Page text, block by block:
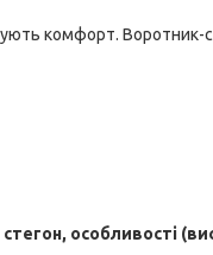
комфорт. Воротник-
стегон, особливості